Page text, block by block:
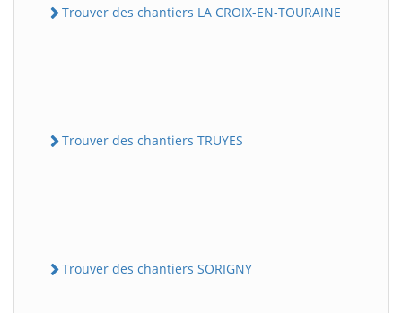
Trouver des chantiers LA CROIX-EN-TOURAINE
Trouver des chantiers TRUYES
Trouver des chantiers SORIGNY